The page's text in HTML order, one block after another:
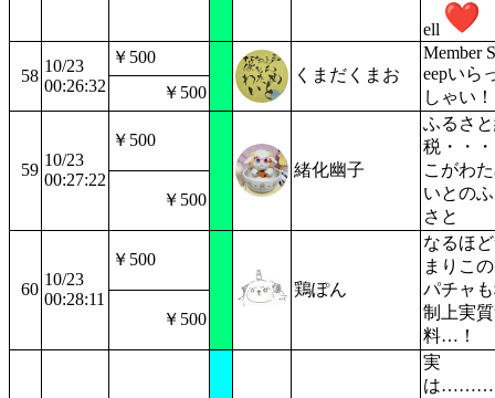
ell
58
10/23
00:26:32
￥500
くまだくまお
Member
eepいら
しゃい！
￥500
59
10/23
00:27:22
￥500
緒化幽子
ふるさ
税・・
こがわ
いとの
さと
￥500
60
10/23
00:28:11
￥500
鶏ぽん
なるほ
まりこ
パチャ
制上実
料…！
￥500
実
は